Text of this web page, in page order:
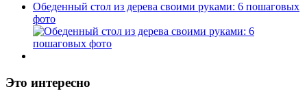
Обеденный стол из дерева своими руками: 6 пошаговых
фото
Это интересно